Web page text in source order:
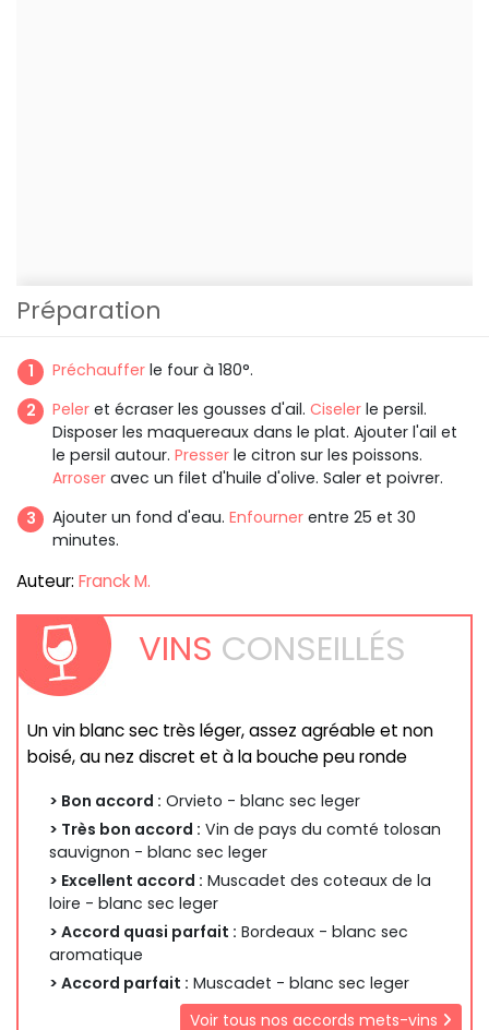
Préparation
Préchauffer le four à 180°.
Peler et écraser les gousses d'ail. Ciseler le persil.
Disposer les maquereaux dans le plat. Ajouter l'ail et
le persil autour. Presser le citron sur les poissons.
Arroser avec un filet d'huile d'olive. Saler et poivrer.
Ajouter un fond d'eau. Enfourner entre 25 et 30
minutes.
Auteur: Franck M.
VINS CONSEILLÉS
Un vin blanc sec très léger, assez agréable et non
boisé, au nez discret et à la bouche peu ronde
> Bon accord : Orvieto - blanc sec leger
> Très bon accord : Vin de pays du comté tolosan
sauvignon - blanc sec leger
> Excellent accord : Muscadet des coteaux de la
loire - blanc sec leger
> Accord quasi parfait : Bordeaux - blanc sec
aromatique
> Accord parfait : Muscadet - blanc sec leger
Voir tous nos accords mets-vins